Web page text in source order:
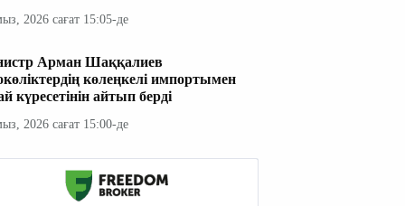
2026 сағат 15:05-де
Арман Шаққалиев
көлеңкелі импортымен
күресетінін айтып берді
2026 сағат 15:00-де